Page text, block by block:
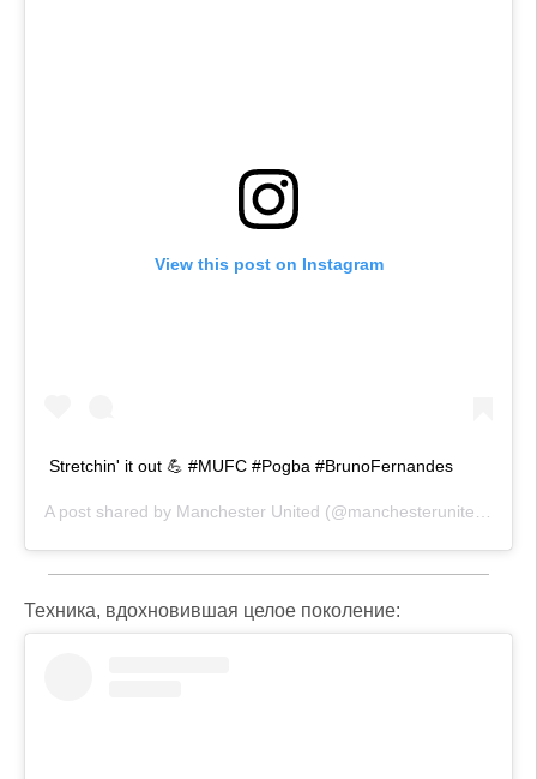
View this post on Instagram
Stretchin' it out 💪 #MUFC #Pogba #BrunoFernandes
A post shared by Manchester United (@manchesterunited) on
Техника, вдохновившая целое поколение: